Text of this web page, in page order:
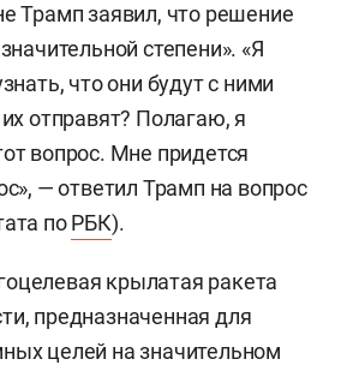
Трамп заявил, что решение
степени». «Я
что они будут с ними
отправят? Полагаю, я
вопрос. Мне придется
— ответил Трамп на вопрос
поРБК).
крылатая ракета
предназначенная для
целей на значительном